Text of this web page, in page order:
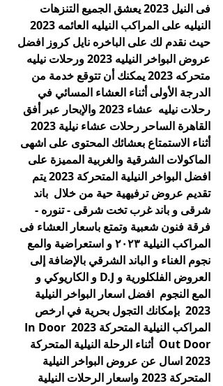
فى النيل 2023 يعشق الجميع التنزهات
حيث نقدم لك على الباخره نايل كروز افضل
عروض البواخر النيليه 2023 ورحلات نيليه
متحركه 2023 يمكنك أن تتوقع خدمة من
الدرجة الأولى أثناء العشاء المسائي في
رحلات نيليه  عشاء 2023 والإبحار عبر أفق
أثناء الاستمتاع بعشائك المحتوى على اشهى
الماكولات الشرقية والغربية المميزة على
افضل البواخر النيلية المتحركة 2023 يتم
تقديم عروض ترفيهية حية من خلال  باند
شرقى و باند غرب تخت شرقى - تنوره -
فرقة فنون شعبية وتمتع باسعار العشاء فى
المراكب النيلية ٢٠٢٣ و استعراضية والمع
نجوم الغناء و الباند الشرقي بالإضافة إلى
العروض الفلكلورية و D.J و الكاريوكي و
المع النجوم  افضل اسعار البواخر النيلية
2023  بإمكانك التجول بحرية في ارخص
المراكب النيلية المتحركة 2023 In Door
Out Door  أثناء الرحلة النيلية المتحركة
2023 اسال عن عروض البواخر النيلية
المتحركة 2023 واسعار الرحلات النيلية